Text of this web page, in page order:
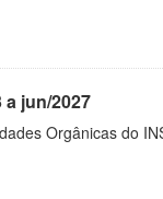
jun/2027
Orgânicas do